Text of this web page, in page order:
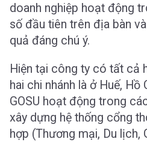
doanh nghiệp hoạt động
số đầu tiên trên địa bàn
quả đáng chú ý.
Hiện tại công ty có tất cả
hai chi nhánh là ở Huế, Hồ
GOSU hoạt động trong
xây dựng hệ thống cổng
hợp (Thương mại, Du lịch,